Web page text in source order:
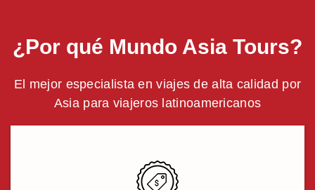
¿Por qué Mundo Asia Tours?
El mejor especialista en viajes de alta calidad por
Asia para viajeros latinoamericanos